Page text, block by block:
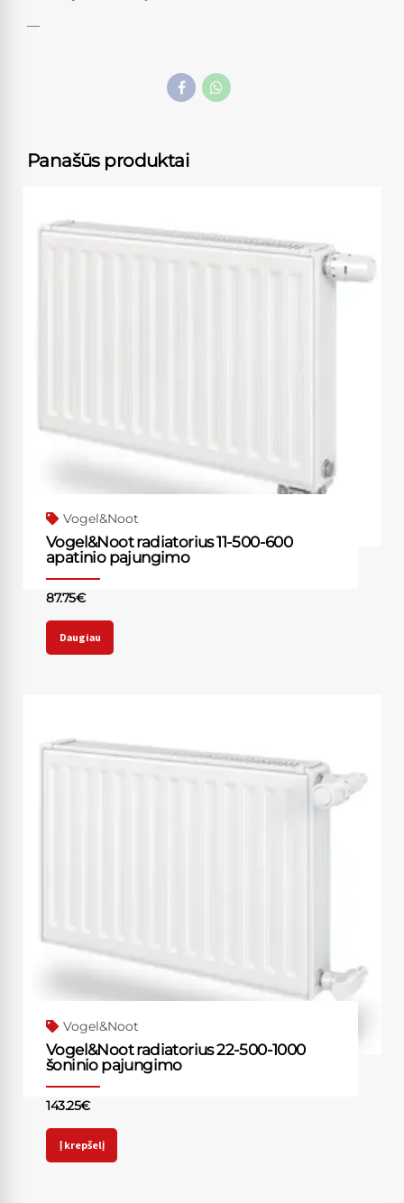
—
Panašūs produktai
Vogel&Noot
Vogel&Noot radiatorius 11-500-600
apatinio pajungimo
87.75€
Daugiau
Vogel&Noot
Vogel&Noot radiatorius 22-500-1000
šoninio pajungimo
143.25€
Į krepšelį